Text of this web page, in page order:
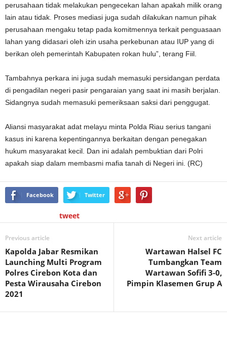
perusahaan tidak melakukan pengecekan lahan apakah milik orang
lain atau tidak. Proses mediasi juga sudah dilakukan namun pihak
perusahaan mengaku tetap pada komitmennya terkait penguasaan
lahan yang didasari oleh izin usaha perkebunan atau IUP yang di
berikan oleh pemerintah Kabupaten rokan hulu”, terang Fiil.
Tambahnya perkara ini juga sudah memasuki persidangan perdata
di pengadilan negeri pasir pengaraian yang saat ini masih berjalan.
Sidangnya sudah memasuki pemeriksaan saksi dari penggugat.
Aliansi masyarakat adat melayu minta Polda Riau serius tangani
kasus ini karena kepentingannya berkaitan dengan penegakan
hukum masyarakat kecil. Dan ini adalah pembuktian dari Polri
apakah siap dalam membasmi mafia tanah di Negeri ini. (RC)
Facebook Twitter
tweet
Previous article
Kapolda Jabar Resmikan
Launching Multi Program
Polres Cirebon Kota dan
Pesta Wirausaha Cirebon
2021
Next article
Wartawan Halsel FC
Tumbangkan Team
Wartawan Sofifi 3-0,
Pimpin Klasemen Grup A